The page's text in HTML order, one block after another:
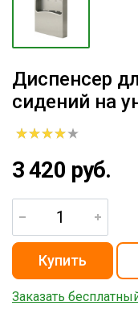
Диспенсер
сидений на
3 420 руб.
Заказать